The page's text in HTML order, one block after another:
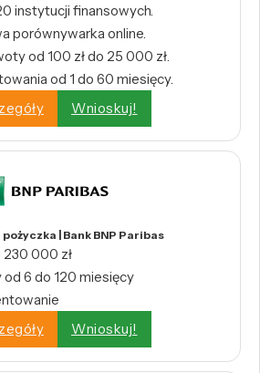
instytucji finansowych.
porównywarka online.
od 100 zł do 25 000 zł.
od 1 do 60 miesięcy.
Wnioskuj!
| Bank BNP Paribas
000 zł
od 6 do 120 miesięcy
Wnioskuj!